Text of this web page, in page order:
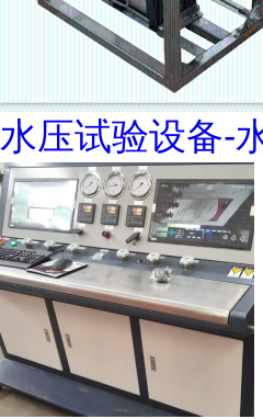
水压试验设备-